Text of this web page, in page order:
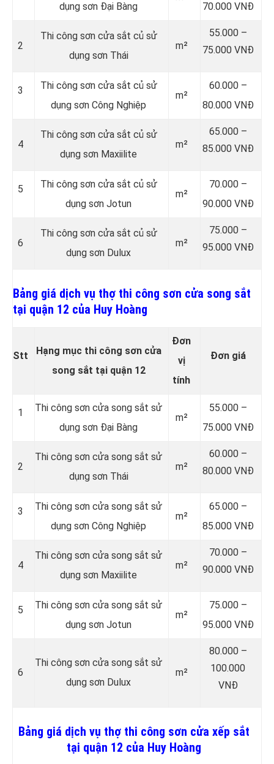
dụng sơn Đại Bàng
70.000 VNĐ
2
Thi công sơn cửa sắt củ sử
dụng sơn Thái
m²
55.000 –
75.000 VNĐ
3
Thi công sơn cửa sắt củ sử
dụng sơn Công Nghiệp
m²
60.000 –
80.000 VNĐ
4
Thi công sơn cửa sắt củ sử
dụng sơn Maxiilite
m²
65.000 –
85.000 VNĐ
5
Thi công sơn cửa sắt củ sử
dụng sơn Jotun
m²
70.000 –
90.000 VNĐ
6
Thi công sơn cửa sắt củ sử
dụng sơn Dulux
m²
75.000 –
95.000 VNĐ
Bảng giá dịch vụ thợ thi công sơn cửa song sắt
tại quận 12 của Huy Hoàng
Stt
Hạng mục thi công sơn cửa
song sắt tại quận 12
Đơn
vị
tính
Đơn giá
1
Thi công sơn cửa song sắt sử
dụng sơn Đại Bàng
m²
55.000 –
75.000 VNĐ
2
Thi công sơn cửa song sắt sử
dụng sơn Thái
m²
60.000 –
80.000 VNĐ
3
Thi công sơn cửa song sắt sử
dụng sơn Công Nghiệp
m²
65.000 –
85.000 VNĐ
4
Thi công sơn cửa song sắt sử
dụng sơn Maxiilite
m²
70.000 –
90.000 VNĐ
5
Thi công sơn cửa song sắt sử
dụng sơn Jotun
m²
75.000 –
95.000 VNĐ
6
Thi công sơn cửa song sắt sử
dụng sơn Dulux
m²
80.000 –
100.000
VNĐ
Bảng giá dịch vụ thợ thi công sơn cửa xếp sắt
tại quận 12 của Huy Hoàng